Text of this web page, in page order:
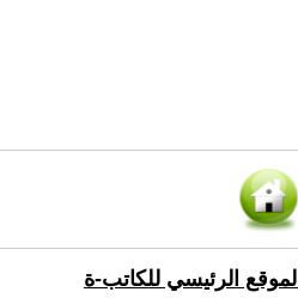
الموقع الرئيسي للكاتب-ة